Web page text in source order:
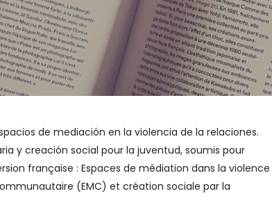
de mediación en la violencia de la relaciones.
y creación social pour la juventud, soumis pour
française : Espaces de médiation dans la violence
(EMC) et création sociale par la